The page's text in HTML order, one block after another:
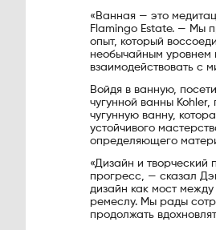
«Ванная — это
Flamingo Estate. — Мы
опыт, который
необычайным уровнем
взаимодействовать с
Войдя в ванную,
чугунной ванны
чугунную ванну,
устойчивого
определяющего
«Дизайн и
прогресс, — сказал
дизайн как мост
ремеслу. Мы рады
продолжать